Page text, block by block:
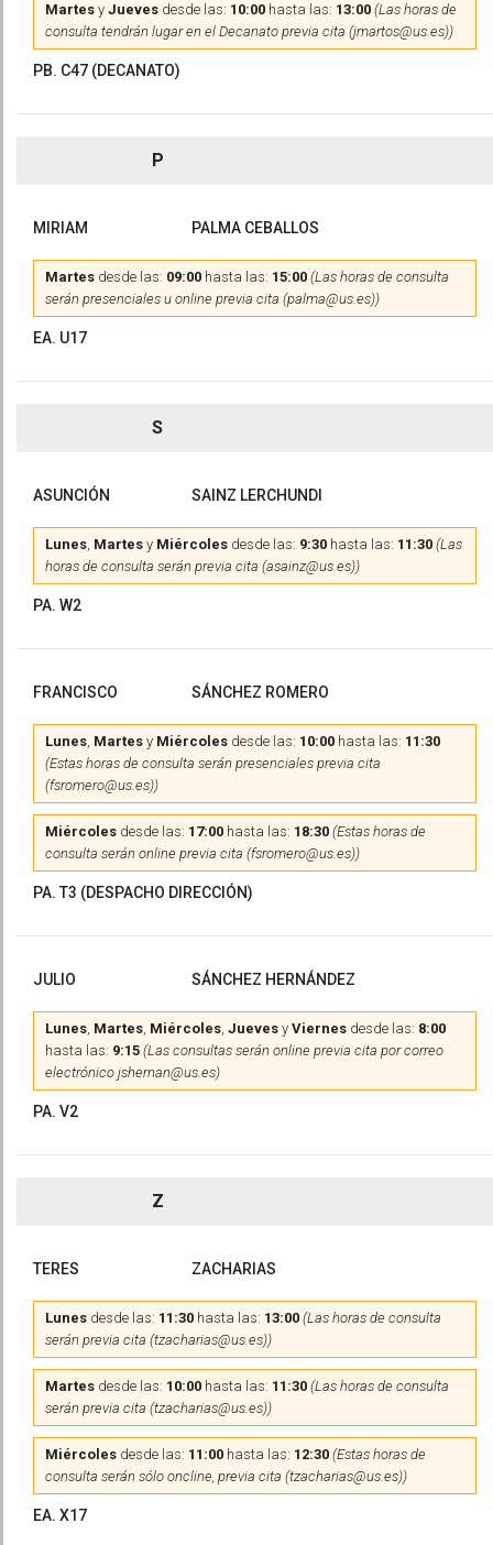
Martes y Jueves desde las: 10:00 hasta las: 13:00 (Las horas de
consulta tendrán lugar en el Decanato previa cita (jmartos@us.es))
PB. C47 (DECANATO)
P
MIRIAM PALMA CEBALLOS
Martes desde las: 09:00 hasta las: 15:00 (Las horas de consulta
serán presenciales u online previa cita (palma@us.es))
EA. U17
S
ASUNCIÓN SAINZ LERCHUNDI
Lunes, Martes y Miércoles desde las: 9:30 hasta las: 11:30 (Las
horas de consulta serán previa cita (asainz@us.es))
PA. W2
FRANCISCO SÁNCHEZ ROMERO
Lunes, Martes y Miércoles desde las: 10:00 hasta las: 11:30
(Estas horas de consulta serán presenciales previa cita
(fsromero@us.es))
Miércoles desde las: 17:00 hasta las: 18:30 (Estas horas de
consulta serán online previa cita (fsromero@us.es))
PA. T3 (DESPACHO DIRECCIÓN)
JULIO SÁNCHEZ HERNÁNDEZ
Lunes, Martes, Miércoles, Jueves y Viernes desde las: 8:00
hasta las: 9:15 (Las consultas serán online previa cita por correo
electrónico jshernan@us.es)
PA. V2
Z
TERES ZACHARIAS
Lunes desde las: 11:30 hasta las: 13:00 (Las horas de consulta
serán previa cita (tzacharias@us.es))
Martes desde las: 10:00 hasta las: 11:30 (Las horas de consulta
serán previa cita (tzacharias@us.es))
Miércoles desde las: 11:00 hasta las: 12:30 (Estas horas de
consulta serán sólo oncline, previa cita (tzacharias@us.es))
EA. X17